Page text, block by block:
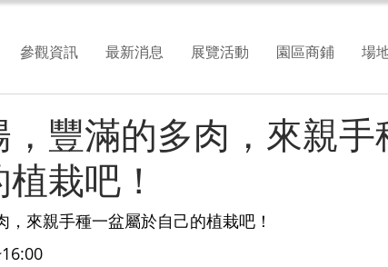
參觀資訊 最新消息 展覽活動 園區商鋪 場
，豐滿的多肉，來親手
栽吧！
來親手種一盆屬於自己的植栽吧！